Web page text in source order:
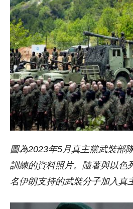
圖為2023年5月真主黨武裝部
訓練的資料照片。隨著與以色
名伊朗支持的武裝分子加入真